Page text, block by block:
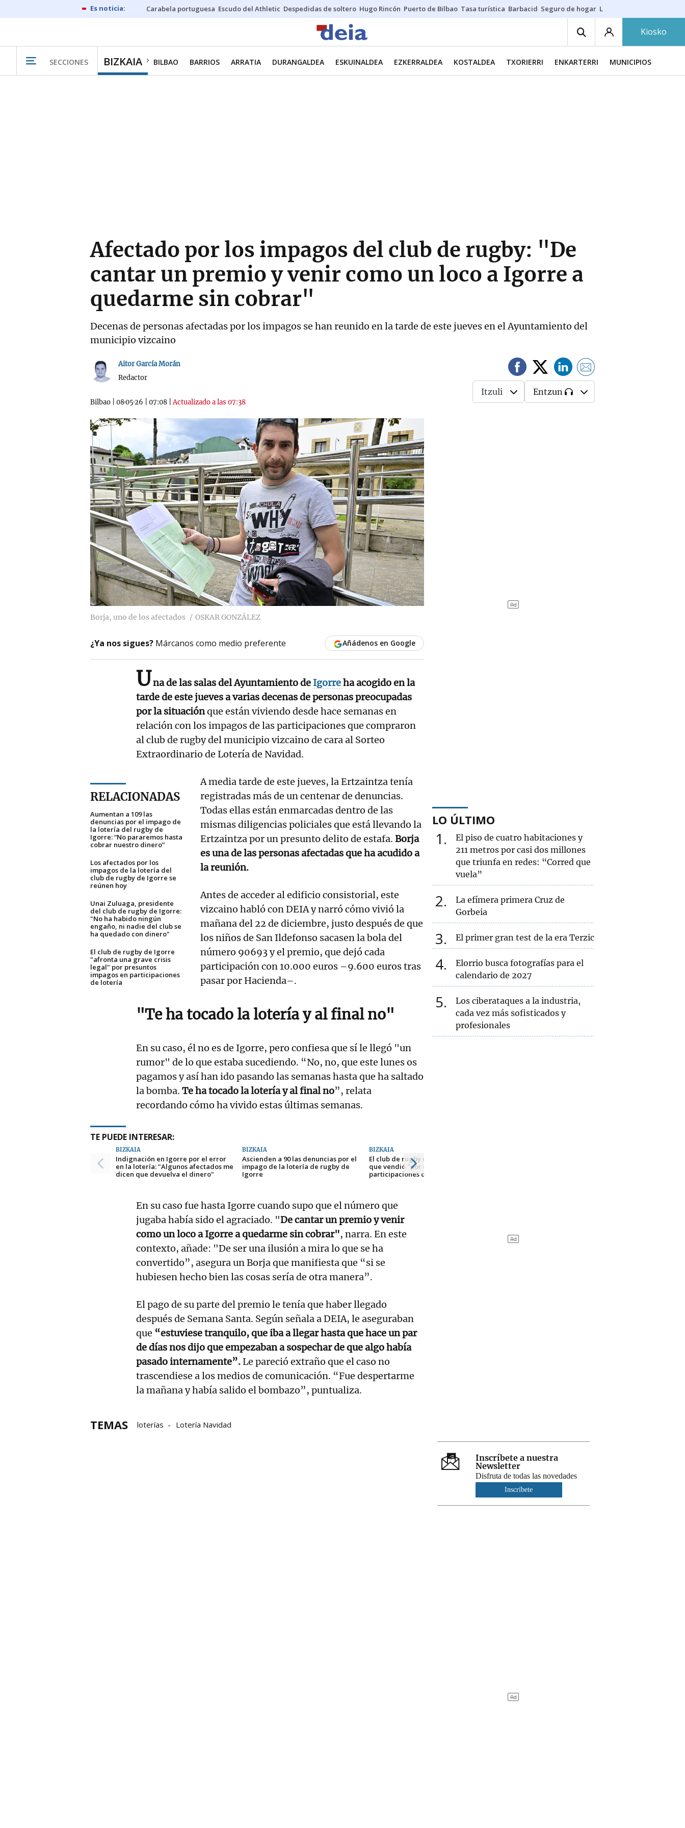
Carabela portuguesa Escudo del Athletic Despedidas de soltero Hugo Rincón Puerto de Bilbao Tasa turística Barbacid Seguro de hogar Lío Athletic-Osasuna
Kiosko
SECCIONES BIZKAIA BILBAO BARRIOS ARRATIA DURANGALDEA ESKUINALDEA EZKERRALDEA KOSTALDEA TXORIERRI ENKARTERRI MUNICIPIOS
Afectado por los impagos del club de rugby: "De
cantar un premio y venir como un loco a Igorre a
quedarme sin cobrar"
Decenas de personas afectadas por los impagos se han reunido en la tarde de este jueves en el Ayuntamiento del
municipio vizcaino
Aitor García Morán
Redactor
Bilbao 08·05·26 07:08 |Actualizado a las 07:38
Itzuli Entzun
Borja, uno de los afectados OSKAR GONZÁLEZ
¿Ya nos sigues? Márcanos como medio preferente Añádenos en Google
Una de las salas del Ayuntamiento de Igorreha acogido en la
tarde de este jueves a varias decenas de personas preocupadas
por la situaciónque están viviendo desde hace semanas en
relación con los impagos de las participaciones que compraron
al club de rugby del municipio vizcaino de cara al Sorteo
Extraordinario de Lotería de Navidad.
RELACIONADAS
Aumentan a 109 las
denuncias por el impago de
la lotería del rugby de
Igorre: “No pararemos hasta
cobrar nuestro dinero”
Los afectados por los
impagos de la lotería del
club de rugby de Igorre se
reúnen hoy
Unai Zuluaga, presidente
del club de rugby de Igorre:
"No ha habido ningún
engaño, ni nadie del club se
ha quedado con dinero"
El club de rugby de Igorre
"afronta una grave crisis
legal" por presuntos
impagos en participaciones
de lotería
A media tarde de este jueves, la Ertzaintza tenía
registradas más de un centenar de denuncias.
Todas ellas están enmarcadas dentro de las
mismas diligencias policiales que está llevando la
Ertzaintza por un presunto delito de estafa.Borja
es una de las personas afectadas que ha acudido a
la reunión.
Antes de acceder al edificio consistorial, este
vizcaino habló con DEIA y narró cómo vivió la
mañana del 22 de diciembre, justo después de que
los niños de San Ildefonso sacasen la bola del
número 90693 y el premio, que dejó cada
participación con 10.000 euros –9.600 euros tras
pasar por Hacienda–.
"Te ha tocado la lotería y al final no"
En su caso, él no es de Igorre, pero confiesa que sí le llegó "un
rumor" de lo que estaba sucediendo. “No, no, que este lunes os
pagamos y así han ido pasando las semanas hasta que ha saltado
la bomba. Te ha tocado la lotería y al final no”, relata
recordando cómo ha vivido estas últimas semanas.
TE PUEDE INTERESAR:
BIZKAIA
Indignación en Igorre por el error
en la lotería: "Algunos afectados me
dicen que devuelva el dinero"
BIZKAIA
Ascienden a 90 las denuncias por el
impago de la lotería de rugby de
Igorre
BIZKAIA
El club de rugby de Igorre admite
que vendió "por error 225
participaciones de más"
En su caso fue hasta Igorre cuando supo que el número que
jugaba había sido el agraciado. "De cantar un premio y venir
como un loco a Igorre a quedarme sin cobrar", narra. En este
contexto, añade: "De ser una ilusión a mira lo que se ha
convertido”, asegura un Borja que manifiesta que “si se
hubiesen hecho bien las cosas sería de otra manera”.
El pago de su parte del premio le tenía que haber llegado
después de Semana Santa. Según señala a DEIA, le aseguraban
que “estuviese tranquilo, que iba a llegar hasta que hace un par
de días nos dijo que empezaban a sospechar de que algo había
pasado internamente”.Le pareció extraño que el caso no
trascendiese a los medios de comunicación. “Fue despertarme
la mañana y había salido el bombazo”, puntualiza.
TEMAS loterías Lotería Navidad
LO ÚLTIMO
1
El piso de cuatro habitaciones y
211 metros por casi dos millones
que triunfa en redes: “Corred que
vuela”
2
La efímera primera Cruz de
Gorbeia
3 El primer gran test de la era Terzic
4
Elorrio busca fotografías para el
calendario de 2027
5
Los ciberataques a la industria,
cada vez más sofisticados y
profesionales
Inscríbete a nuestra
Newsletter
Disfruta de todas las novedades
Inscríbete